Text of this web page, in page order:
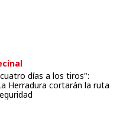
días a los tiros":
Herradura cortarán la ruta